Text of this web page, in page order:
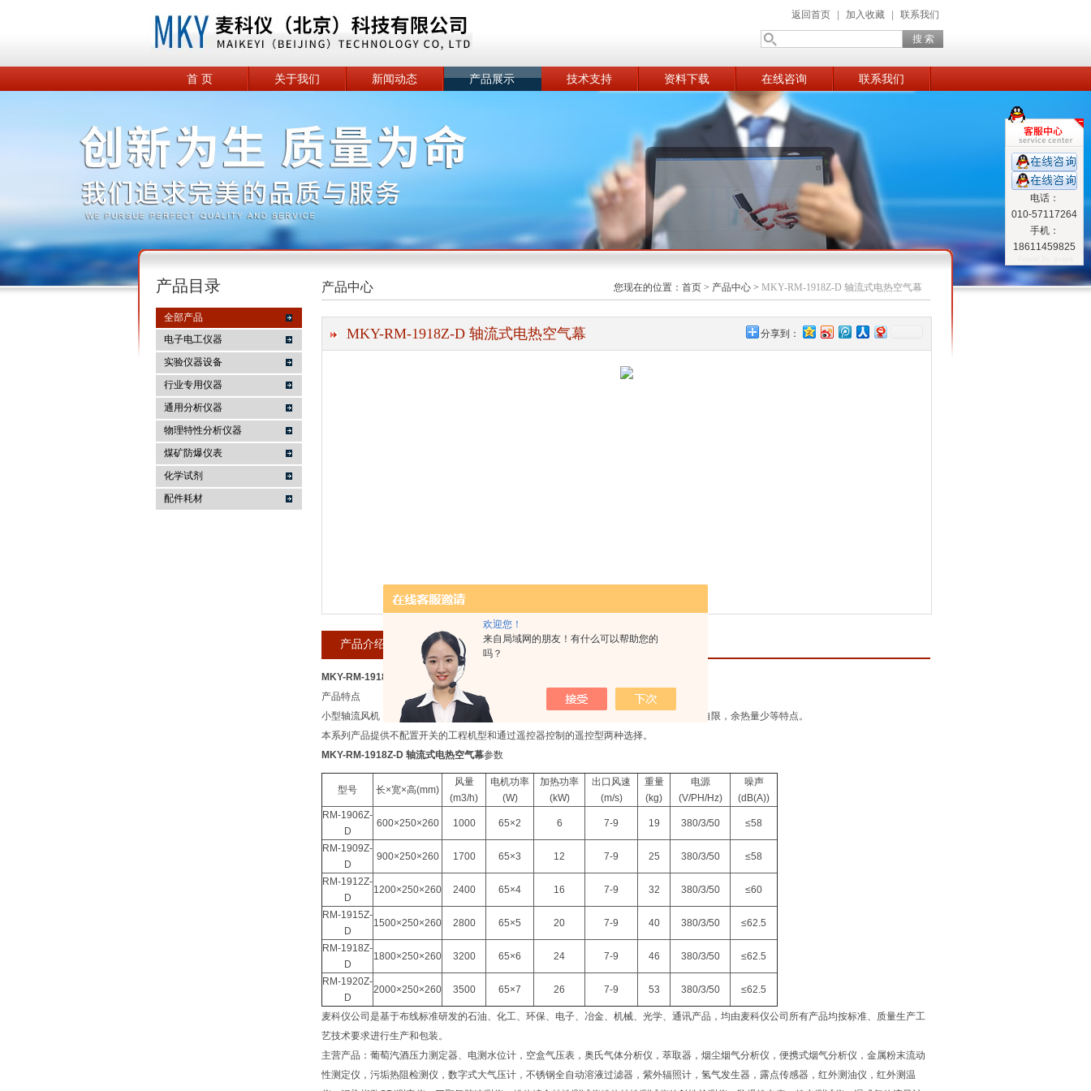
欢迎您！
来自局域网的朋友！有什么可以帮助您的
吗？
麦科仪（北京）科技有限公司
返回首页 加入收藏 联系我们
首 页 关于我们 新闻动态 产品展示 技术支持 资料下载 在线咨询 联系我们
产品目录
全部产品
电子电工仪器
实验仪器设备
行业专用仪器
通用分析仪器
物理特性分析仪器
煤矿防爆仪表
化学试剂
配件耗材
产品中心 您现在的位置： 首页 > 产品中心 > MKY-RM-1918Z-D 轴流式电热空气幕
MKY-RM-1918Z-D 轴流式电热空气幕 分享到：
产品介绍 在线留言
MKY-RM-1918Z-D 轴流式电热空气幕
产品特点
小型轴流风机，出风口送风均匀，出风口的电加热器选用PTC发热体，具有升温快，高温自限，余热量少等特点。
本系列产品提供不配置开关的工程机型和通过遥控器控制的遥控型两种选择。
MKY-RM-1918Z-D 轴流式电热空气幕参数
型号 长×宽×高(mm)
风量
(m3/h)
电机功率
(W)
加热功率
(kW)
出口风速
(m/s)
重量
(kg)
电源
(V/PH/Hz)
噪声
(dB(A))
RM-1906Z-
D
600×250×260 1000 65×2 6 7-9 19 380/3/50 ≤58
RM-1909Z-
D
900×250×260 1700 65×3 12 7-9 25 380/3/50 ≤58
RM-1912Z-
D
1200×250×260 2400 65×4 16 7-9 32 380/3/50 ≤60
RM-1915Z-
D
1500×250×260 2800 65×5 20 7-9 40 380/3/50 ≤62.5
RM-1918Z-
D
1800×250×260 3200 65×6 24 7-9 46 380/3/50 ≤62.5
RM-1920Z-
D
2000×250×260 3500 65×7 26 7-9 53 380/3/50 ≤62.5
麦科仪公司是基于布线标准研发的石油、化工、环保、电子、冶金、机械、光学、通讯产品，均由麦科仪公司所有产品均按标准、质量生产工
艺技术要求进行生产和包装。
主营产品：葡萄汽酒压力测定器、电测水位计，空盒气压表，奥氏气体分析仪，萃取器，烟尘烟气分析仪，便携式烟气分析仪，金属粉末流动
性测定仪，污垢热阻检测仪，数字式大气压计，不锈钢全自动溶液过滤器，紫外辐照计，氢气发生器，露点传感器，红外测油仪，红外测温
电话：
010-57117264
手机：
18611459825